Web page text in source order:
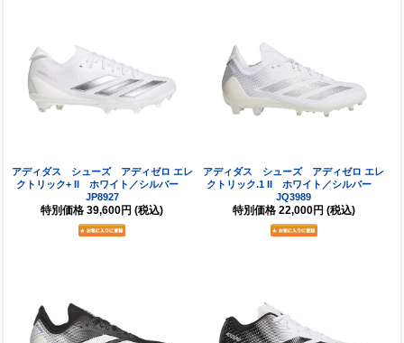
アディダス シューズ アディゼロ エレ
クトリック+ II ホワイト／シルバー
JP8927
特別価格 39,600円 (税込)
アディダス シューズ アディゼロ エレ
クトリック.1 II ホワイト／シルバー
JQ3989
特別価格 22,000円 (税込)